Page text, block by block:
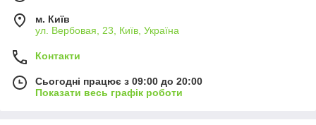
м. Київ
ул. Вербовая, 23, Київ, Україна
Контакти
Сьогодні працює з 09:00 до 20:00
Показати весь графік роботи